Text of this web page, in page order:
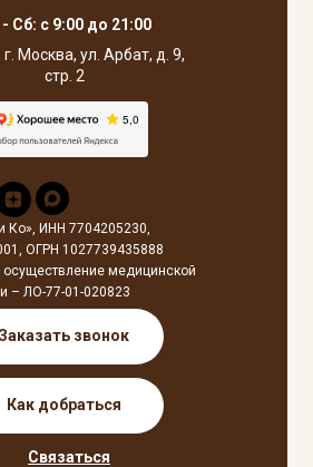
- Сб: с 9:00 до 21:00
г. Москва, ул. Арбат, д. 9,
стр. 2
Связаться
Как добраться
Заказать звонок
ИНН 7704205230,
ОГРН 1027739435888
осуществление медицинской
– ЛО-77-01-020823